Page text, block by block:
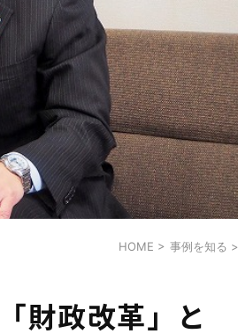
HOME > 事例を知る >
財政改革」と